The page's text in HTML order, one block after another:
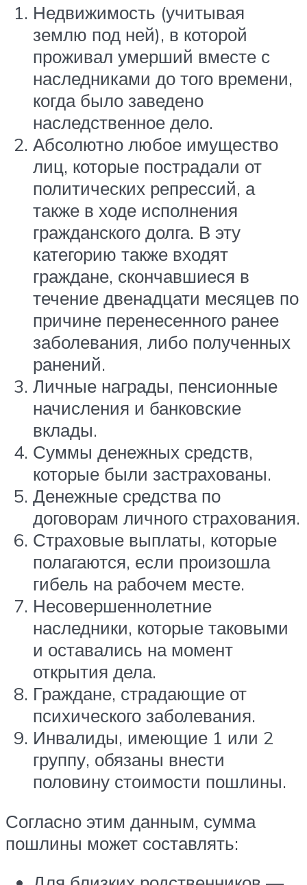
Недвижимость (учитывая
землю под ней), в которой
проживал умерший вместе с
наследниками до того времени,
когда было заведено
наследственное дело.
Абсолютно любое имущество
лиц, которые пострадали от
политических репрессий, а
также в ходе исполнения
гражданского долга. В эту
категорию также входят
граждане, скончавшиеся в
течение двенадцати месяцев по
причине перенесенного ранее
заболевания, либо полученных
ранений.
Личные награды, пенсионные
начисления и банковские
вклады.
Суммы денежных средств,
которые были застрахованы.
Денежные средства по
договорам личного страхования.
Страховые выплаты, которые
полагаются, если произошла
гибель на рабочем месте.
Несовершеннолетние
наследники, которые таковыми
и оставались на момент
открытия дела.
Граждане, страдающие от
психического заболевания.
Инвалиды, имеющие 1 или 2
группу, обязаны внести
половину стоимости пошлины.
Согласно этим данным, сумма
пошлины может составлять: